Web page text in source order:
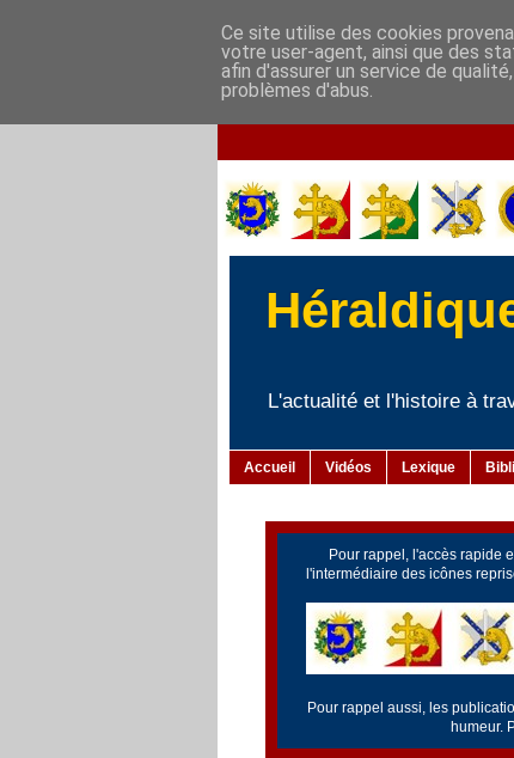
L'actualité et l'histoire à
Accueil Vidéos Lexique
Pour rappel, l'accès rapide
l'intermédiaire des icônes
Pour rappel aussi, les
humeur.
Ce site utilise des cookies
votre user-agent, ainsi que des
afin d'assurer un service de
problèmes d'abus.